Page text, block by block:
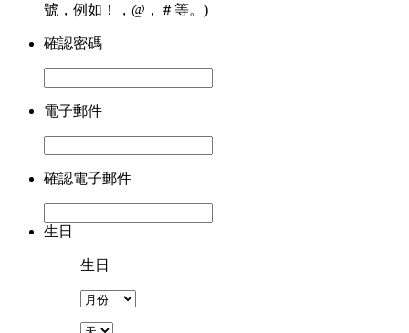
號，例如！，@，＃等。)
確認密碼
電子郵件
確認電子郵件
生日
生日